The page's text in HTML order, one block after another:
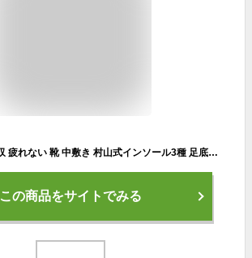
インソール 衝撃吸収 疲れない 靴 中敷き 村山式インソール3種 足底筋膜炎 足底腱膜炎 レディース 立ち仕事 パンプス スニーカー 足裏の痛み 腰痛 痛み 土踏まず 偏平足 足が痛い 踵 モートン インナーソール 足の裏 反り腰 靴の中敷き ルッチェ
この商品をサイトでみる